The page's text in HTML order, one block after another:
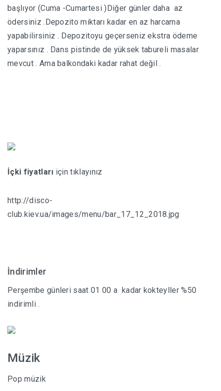
başlıyor (Cuma -Cumartesi )Diğer günler daha az
ödersiniz .Depozito miktarı kadar en az harcama
yapabilirsiniz . Depozitoyu geçerseniz ekstra ödeme
yaparsınız . Dans pistinde de yüksek tabureli masalar
mevcut . Ama balkondaki kadar rahat değil .
İçki fiyatları için tıklayınız
http://disco-
club.kiev.ua/images/menu/bar_17_12_2018.jpg
İndirimler
Perşembe günleri saat 01 00 a kadar kokteyller %50
indirimli .
Müzik
Pop müzik